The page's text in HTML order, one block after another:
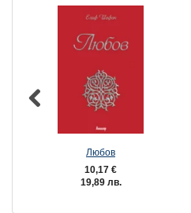
Любов
10,17 €
19,89 лв.